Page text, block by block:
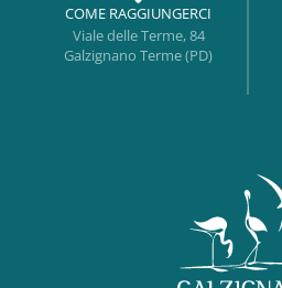
COME RAGGIUNGERCI
Viale delle Terme, 84
Galzignano Terme (PD)